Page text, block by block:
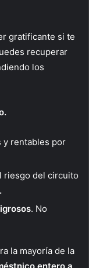
gratificante si te
recuperar
los
y rentables por
riesgo del circuito
. No
la mayoría de la